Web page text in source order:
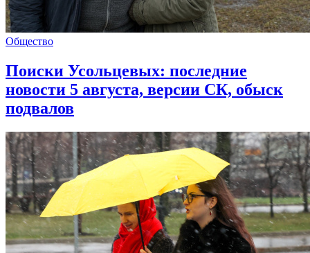
Общество
Поиски Усольцевых: последние
новости 5 августа, версии СК, обыск
подвалов